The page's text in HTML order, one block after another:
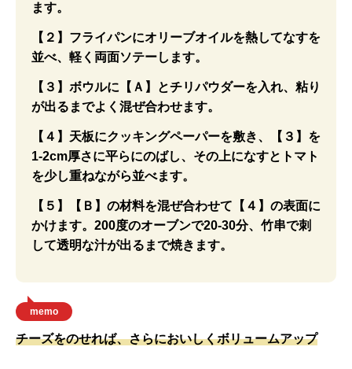
ます。
【２】フライパンにオリーブオイルを熱してなすを
並べ、軽く両面ソテーします。
【３】ボウルに【Ａ】とチリパウダーを入れ、粘り
が出るまでよく混ぜ合わせます。
【４】天板にクッキングペーパーを敷き、【３】を
1-2cm厚さに平らにのばし、その上になすとトマト
を少し重ねながら並べます。
【５】【Ｂ】の材料を混ぜ合わせて【４】の表面に
かけます。200度のオーブンで20-30分、竹串で刺
して透明な汁が出るまで焼きます。
memo
チーズをのせれば、さらにおいしくボリュームアップ